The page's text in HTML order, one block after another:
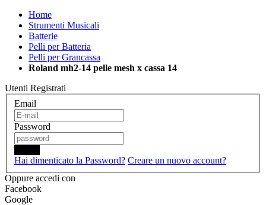
Home
Strumenti Musicali
Batterie
Pelli per Batteria
Pelli per Grancassa
Roland mh2-14 pelle mesh x cassa 14
Utenti Registrati
Email
Password
Hai dimenticato la Password? Creare un nuovo account?
Oppure accedi con
Facebook
Google